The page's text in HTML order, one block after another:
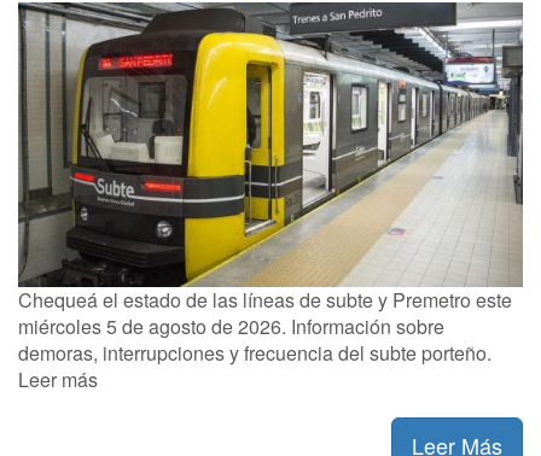
Chequeá el estado de las líneas de subte y Premetro este
miércoles 5 de agosto de 2026. Información sobre
demoras, interrupciones y frecuencia del subte porteño.
Leer más
Leer Más